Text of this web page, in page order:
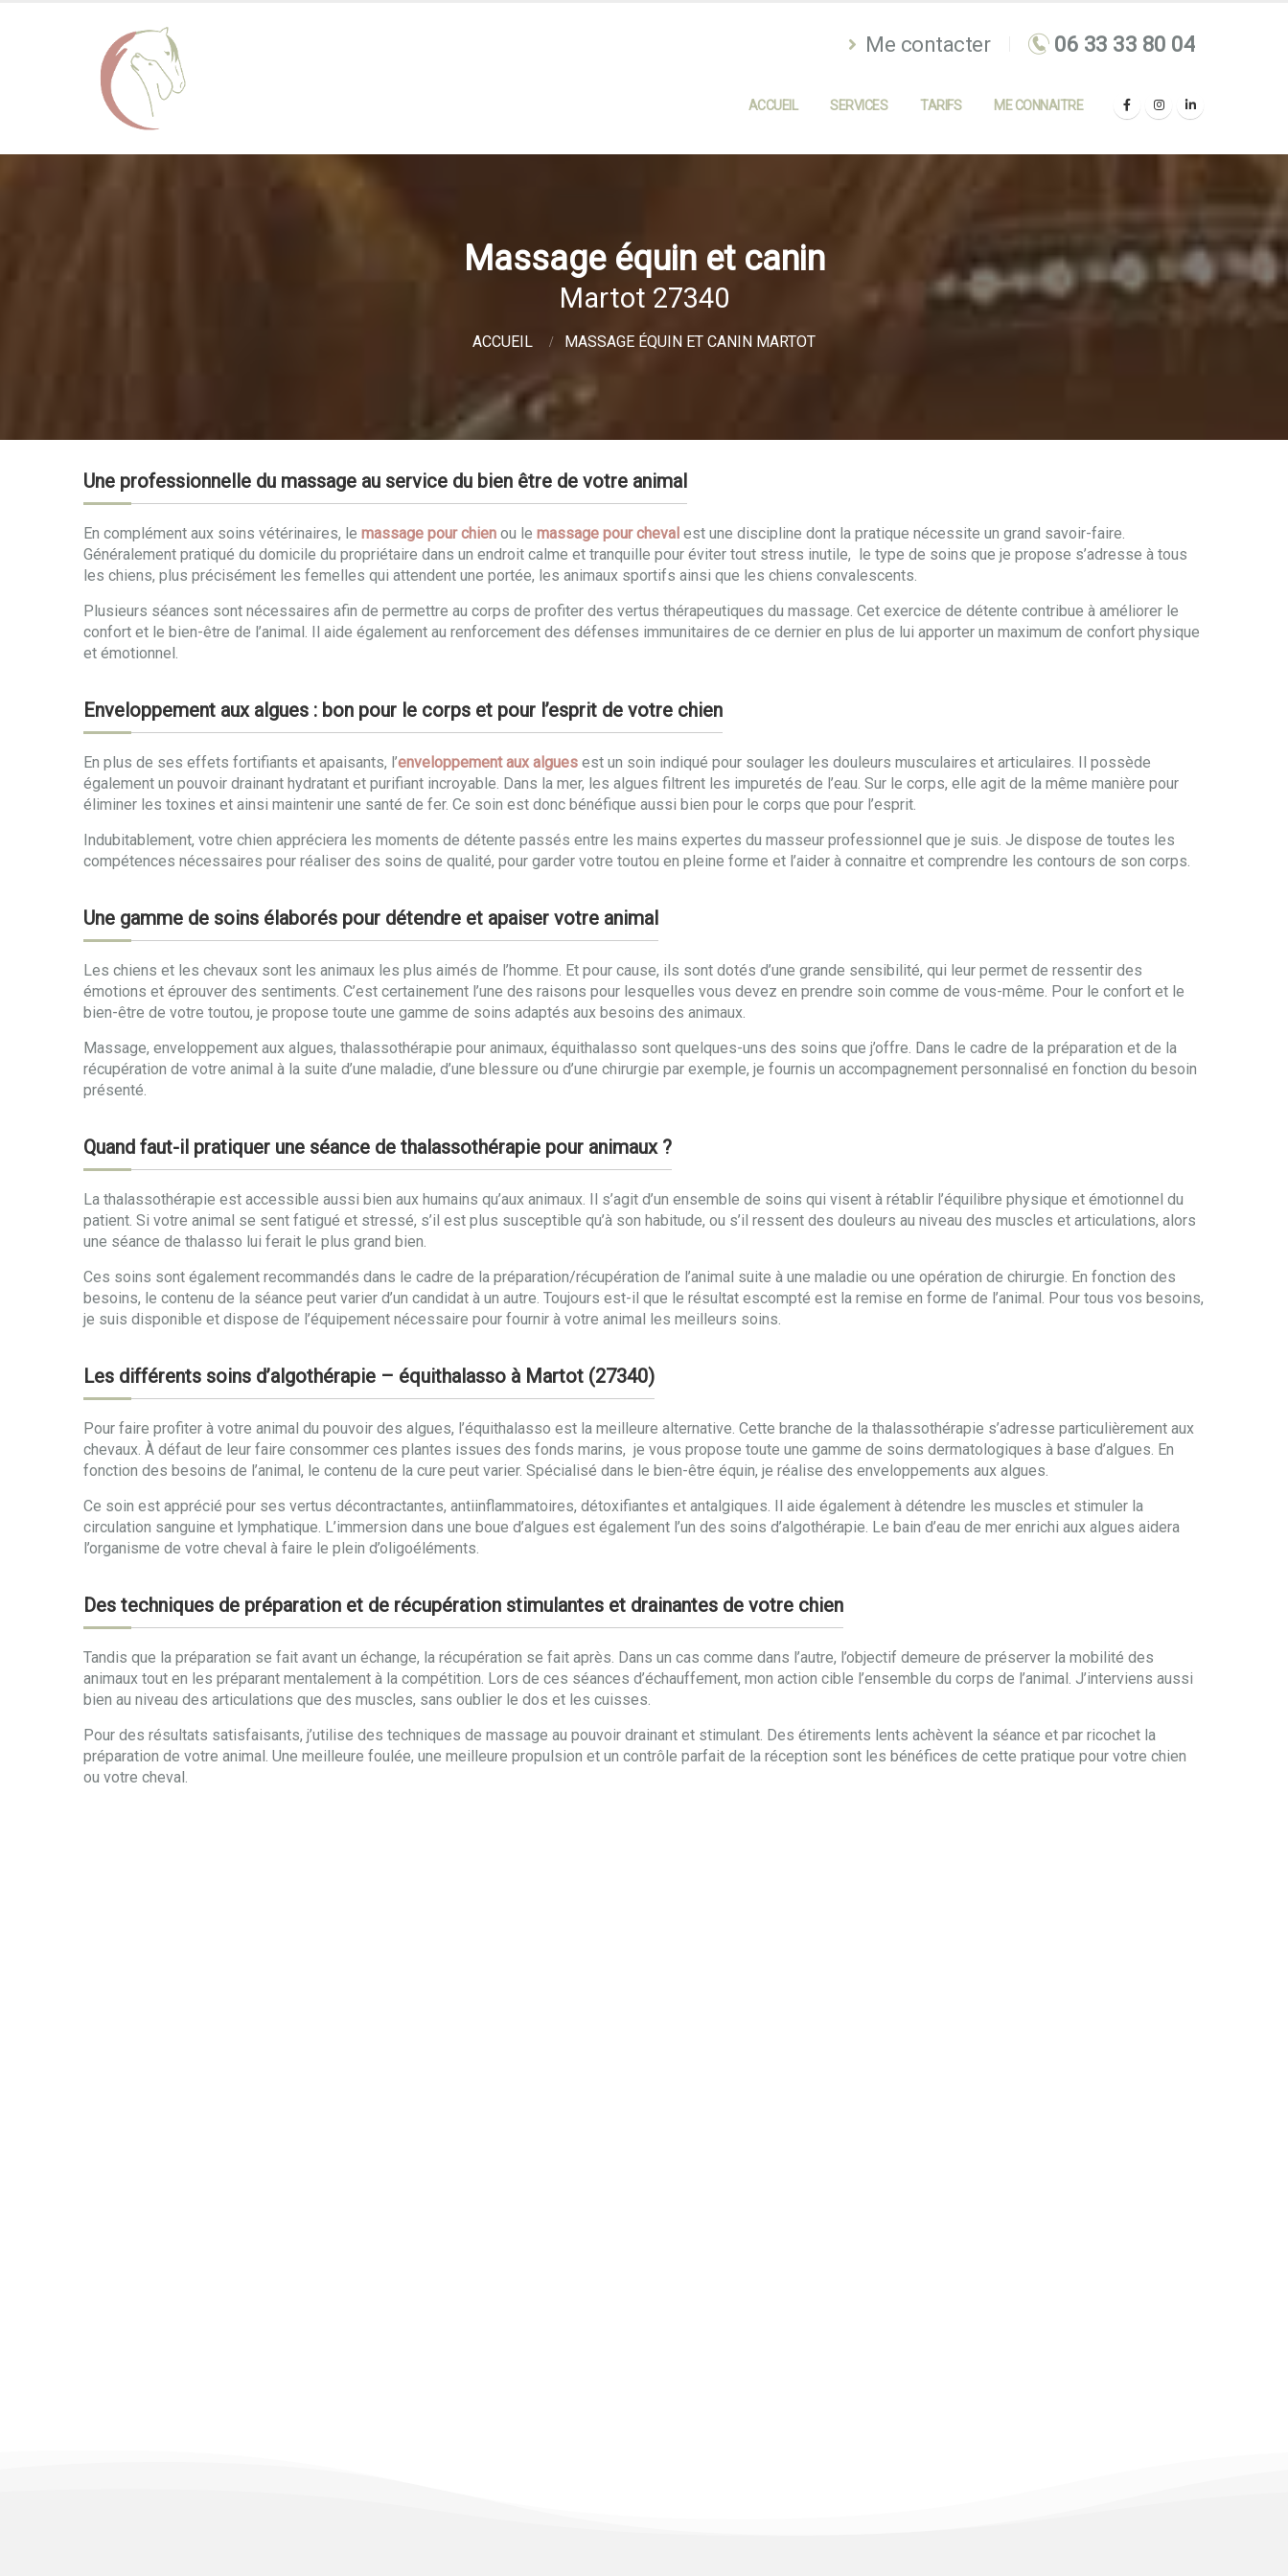
Me contacter
ACCUEIL SERVICES TARIFS ME CONNAITRE
Massage équin et canin
Martot 27340
ACCUEIL MASSAGE ÉQUIN ET CANIN MARTOT
Une professionnelle du massage au service du bien être de votre animal
En complément aux soins vétérinaires, le massage pour chien ou le massage pour cheval est une discipline dont la pratique nécessite un grand savoir-faire.
Généralement pratiqué du domicile du propriétaire dans un endroit calme et tranquille pour éviter tout stress inutile, le type de soins que je propose s’adresse à tous
les chiens, plus précisément les femelles qui attendent une portée, les animaux sportifs ainsi que les chiens convalescents.
Plusieurs séances sont nécessaires afin de permettre au corps de profiter des vertus thérapeutiques du massage. Cet exercice de détente contribue à améliorer le
confort et le bien-être de l’animal. Il aide également au renforcement des défenses immunitaires de ce dernier en plus de lui apporter un maximum de confort physique
et émotionnel.
Enveloppement aux algues : bon pour le corps et pour l’esprit de votre chien
En plus de ses effets fortifiants et apaisants, l’enveloppement aux algues est un soin indiqué pour soulager les douleurs musculaires et articulaires. Il possède
également un pouvoir drainant hydratant et purifiant incroyable. Dans la mer, les algues filtrent les impuretés de l’eau. Sur le corps, elle agit de la même manière pour
éliminer les toxines et ainsi maintenir une santé de fer. Ce soin est donc bénéfique aussi bien pour le corps que pour l’esprit.
Indubitablement, votre chien appréciera les moments de détente passés entre les mains expertes du masseur professionnel que je suis. Je dispose de toutes les
compétences nécessaires pour réaliser des soins de qualité, pour garder votre toutou en pleine forme et l’aider à connaitre et comprendre les contours de son corps.
Une gamme de soins élaborés pour détendre et apaiser votre animal
Les chiens et les chevaux sont les animaux les plus aimés de l’homme. Et pour cause, ils sont dotés d’une grande sensibilité, qui leur permet de ressentir des
émotions et éprouver des sentiments. C’est certainement l’une des raisons pour lesquelles vous devez en prendre soin comme de vous-même. Pour le confort et le
bien-être de votre toutou, je propose toute une gamme de soins adaptés aux besoins des animaux.
Massage, enveloppement aux algues, thalassothérapie pour animaux, équithalasso sont quelques-uns des soins que j’offre. Dans le cadre de la préparation et de la
récupération de votre animal à la suite d’une maladie, d’une blessure ou d’une chirurgie par exemple, je fournis un accompagnement personnalisé en fonction du besoin
présenté.
Quand faut-il pratiquer une séance de thalassothérapie pour animaux ?
La thalassothérapie est accessible aussi bien aux humains qu’aux animaux. Il s’agit d’un ensemble de soins qui visent à rétablir l’équilibre physique et émotionnel du
patient. Si votre animal se sent fatigué et stressé, s’il est plus susceptible qu’à son habitude, ou s’il ressent des douleurs au niveau des muscles et articulations, alors
une séance de thalasso lui ferait le plus grand bien.
Ces soins sont également recommandés dans le cadre de la préparation/récupération de l’animal suite à une maladie ou une opération de chirurgie. En fonction des
besoins, le contenu de la séance peut varier d’un candidat à un autre. Toujours est-il que le résultat escompté est la remise en forme de l’animal. Pour tous vos besoins,
je suis disponible et dispose de l’équipement nécessaire pour fournir à votre animal les meilleurs soins.
Les différents soins d’algothérapie – équithalasso à Martot (27340)
Pour faire profiter à votre animal du pouvoir des algues, l’équithalasso est la meilleure alternative. Cette branche de la thalassothérapie s’adresse particulièrement aux
chevaux. À défaut de leur faire consommer ces plantes issues des fonds marins, je vous propose toute une gamme de soins dermatologiques à base d’algues. En
fonction des besoins de l’animal, le contenu de la cure peut varier. Spécialisé dans le bien-être équin, je réalise des enveloppements aux algues.
Ce soin est apprécié pour ses vertus décontractantes, antiinflammatoires, détoxifiantes et antalgiques. Il aide également à détendre les muscles et stimuler la
circulation sanguine et lymphatique. L’immersion dans une boue d’algues est également l’un des soins d’algothérapie. Le bain d’eau de mer enrichi aux algues aidera
l’organisme de votre cheval à faire le plein d’oligoéléments.
Des techniques de préparation et de récupération stimulantes et drainantes de votre chien
Tandis que la préparation se fait avant un échange, la récupération se fait après. Dans un cas comme dans l’autre, l’objectif demeure de préserver la mobilité des
animaux tout en les préparant mentalement à la compétition. Lors de ces séances d’échauffement, mon action cible l’ensemble du corps de l’animal. J’interviens aussi
bien au niveau des articulations que des muscles, sans oublier le dos et les cuisses.
Pour des résultats satisfaisants, j’utilise des techniques de massage au pouvoir drainant et stimulant. Des étirements lents achèvent la séance et par ricochet la
préparation de votre animal. Une meilleure foulée, une meilleure propulsion et un contrôle parfait de la réception sont les bénéfices de cette pratique pour votre chien
ou votre cheval.